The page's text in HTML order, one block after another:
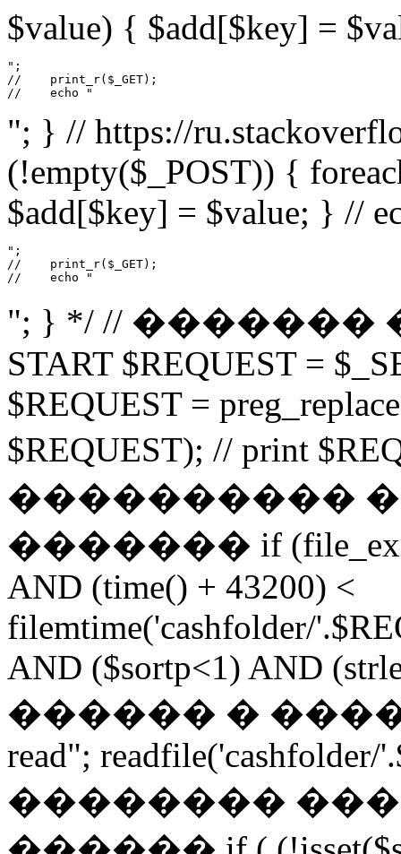
$value) { $add[$key] =
";
//    print_r($_GET);
//    echo "
"; } // https://
(!empty($_POST)) {
$add[$key] = $value; } //
";
//    print_r($_GET);
//    echo "
"; } */ //
START $REQUEST =
$REQUEST =
$REQUEST); // print
����������
������� if
AND (time() + 43200) <
filemtime('cashfolder/
AND ($sortp<1) AND
������ �
read";
��������